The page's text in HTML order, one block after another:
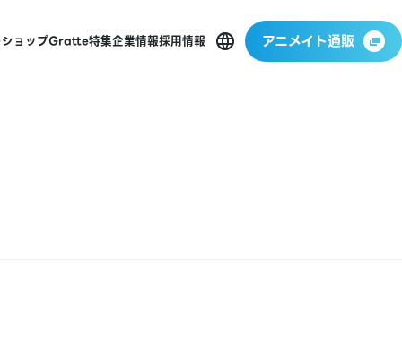
ョップGratte特集企業情報採用情報 アニメイト通販